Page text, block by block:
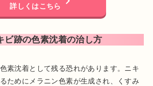
詳しくはこちら
ビ跡の色素沈着の治し方
素沈着として残る恐れがあります。ニキ
ためにメラニン色素が生成され、くすみ